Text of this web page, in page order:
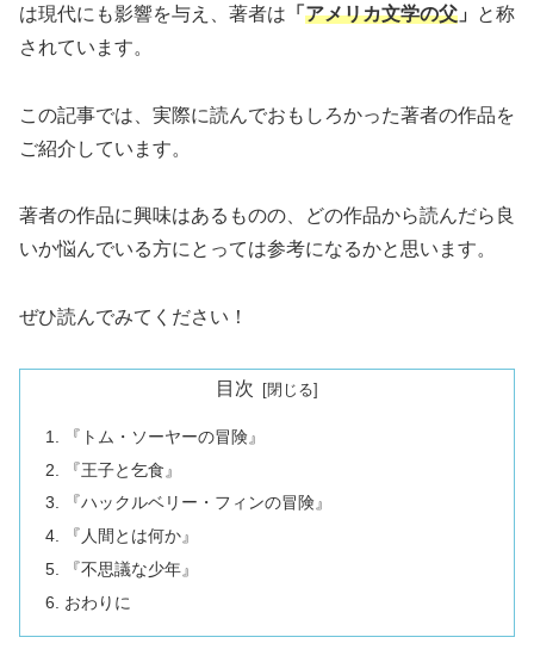
は現代にも影響を与え、著者は 「 アメリカ文学の父 」
と称
されています。
この記事では、実際に読んでおもしろかった著者の作品を
ご紹介しています。
著者の作品に興味はあるものの、どの作品から読んだら良
いか悩んでいる方にとっては参考になるかと思います。
ぜひ読んでみてください！
目次
『トム・ソーヤーの冒険』
『王子と乞食』
『ハックルベリー・フィンの冒険』
『人間とは何か』
『不思議な少年』
おわりに